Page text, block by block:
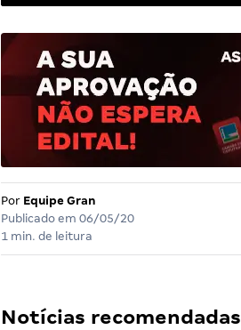
Por Equipe Gran
Publicado em 06/05/20
1 min. de leitura
Notícias recomendadas